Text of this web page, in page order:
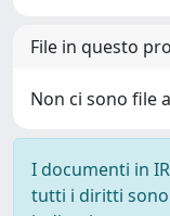
File in questo
Non ci sono file
I documenti in
tutti i diritti sono